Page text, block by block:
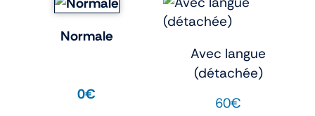
Normale
0€
Avec langue
(détachée)
60€